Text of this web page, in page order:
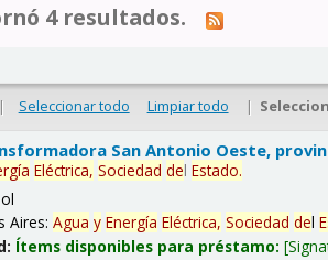
4 resultados.
| Seleccionar todo Limpiar todo |
San Antonio Oeste,
Eléctrica, Sociedad delEstado.
Aires:Agua y Energía Eléctrica, Sociedad del
Ítems disponibles para préstamo: